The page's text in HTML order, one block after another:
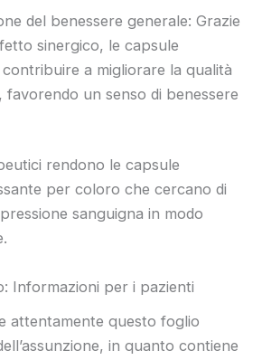
del benessere generale: Grazie
sinergico, le capsule
a migliorare la qualità
favorendo un senso di benessere
rendono le capsule
per coloro che cercano di
sanguigna in modo
Informazioni per i pazienti
attentamente questo foglio
in quanto contiene